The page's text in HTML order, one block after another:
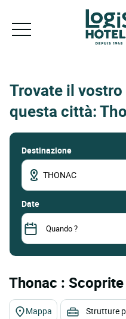
Trovate il
questa città:
Destinazione
date
Thonac :
Mappa Strutture